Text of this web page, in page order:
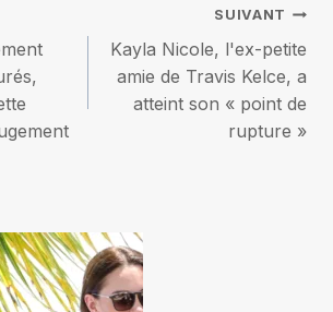
SUIVANT
Kayla Nicole, l'ex-petite
amie de Travis Kelce, a
atteint son « point de
rupture »